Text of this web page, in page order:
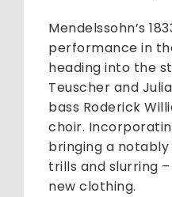
Mendelssohn’s
performance in
heading into the
Teuscher and
bass Roderick
choir.
bringing a
trills and slurring
new clothing.